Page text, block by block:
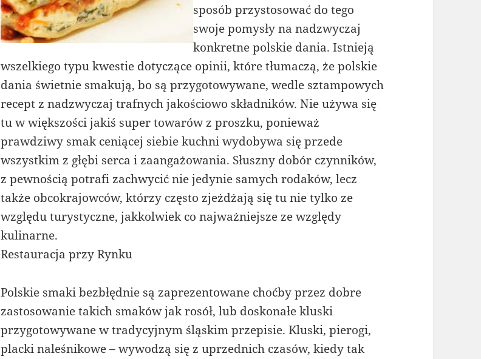
sposób przystosować do tego
swoje pomysły na nadzwyczaj
konkretne polskie dania. Istnieją
wszelkiego typu kwestie dotyczące opinii, które tłumaczą, że polskie
dania świetnie smakują, bo są przygotowywane, wedle sztampowych
recept z nadzwyczaj trafnych jakościowo składników. Nie używa się
tu w większości jakiś super towarów z proszku, ponieważ
prawdziwy smak ceniącej siebie kuchni wydobywa się przede
wszystkim z głębi serca i zaangażowania. Słuszny dobór czynników,
z pewnością potrafi zachwycić nie jedynie samych rodaków, lecz
także obcokrajowców, którzy często zjeżdżają się tu nie tylko ze
względu turystyczne, jakkolwiek co najważniejsze ze względy
kulinarne.
Restauracja przy Rynku
Polskie smaki bezbłędnie są zaprezentowane choćby przez dobre
zastosowanie takich smaków jak rosół, lub doskonałe kluski
przygotowywane w tradycyjnym śląskim przepisie. Kluski, pierogi,
placki naleśnikowe – wywodzą się z uprzednich czasów, kiedy tak